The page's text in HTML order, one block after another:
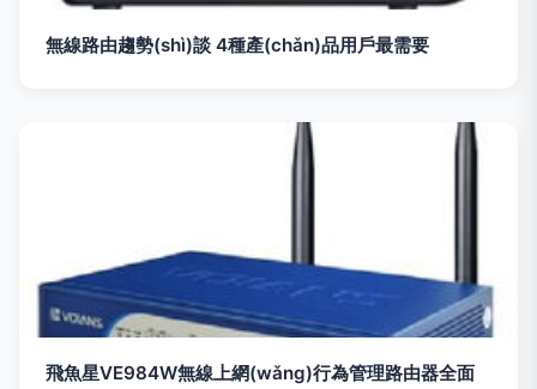
無線路由趨勢(shì)談 4種產(chǎn)品用戶最需要
飛魚星VE984W無線上網(wǎng)行為管理路由器全面